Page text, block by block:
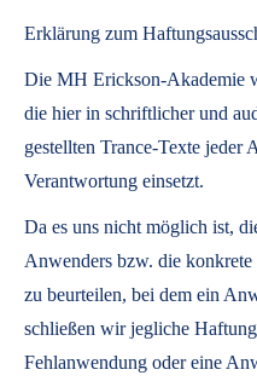
Erklärung zum
Die MH Erickson-Akademie
die hier in schriftlicher und
gestellten Trance-Texte jeder
Verantwortung einsetzt.
Da es uns nicht möglich ist,
Anwenders bzw. die
zu beurteilen, bei dem ein
schließen wir jegliche
Fehlanwendung oder eine